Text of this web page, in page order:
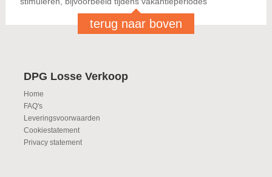
terug naar boven
DPG Losse Verkoop
Home
FAQ's
Leveringsvoorwaarden
Cookiestatement
Privacy statement